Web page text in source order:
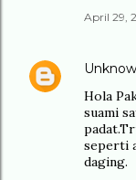
April 29,
Hola
suami
seperti
daging.